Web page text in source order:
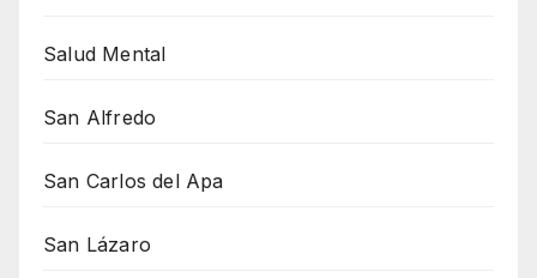
Salud Mental
San Alfredo
San Carlos del Apa
San Lázaro